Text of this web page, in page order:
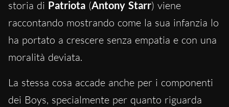
storia di Patriota (Antony Starr) viene
raccontando mostrando come la sua infanzia lo
ha portato a crescere senza empatia e con una
moralità deviata.
La stessa cosa accade anche per i componenti
dei Boys, specialmente per quanto riguarda